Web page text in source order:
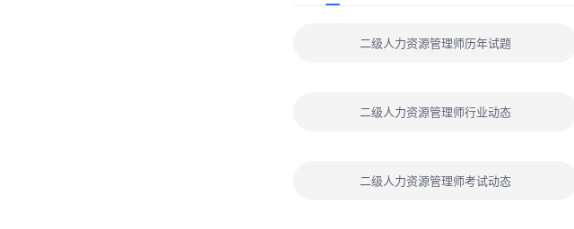
二级人力资源管理师历年试题
二级人力资源管理师行业动态
二级人力资源管理师考试动态